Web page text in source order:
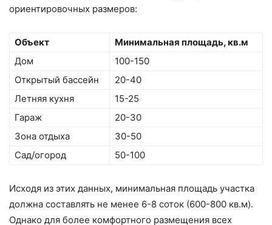
ориентировочных размеров:
Объект
Минимальная площадь, кв.м
Дом
100-150
Открытый бассейн
20-40
Летняя кухня
15-25
Гараж
20-30
Зона отдыха
30-50
Сад/огород
50-100
Исходя из этих данных, минимальная площадь участка
должна составлять не менее 6-8 соток (600-800 кв.м).
Однако для более комфортного размещения всех